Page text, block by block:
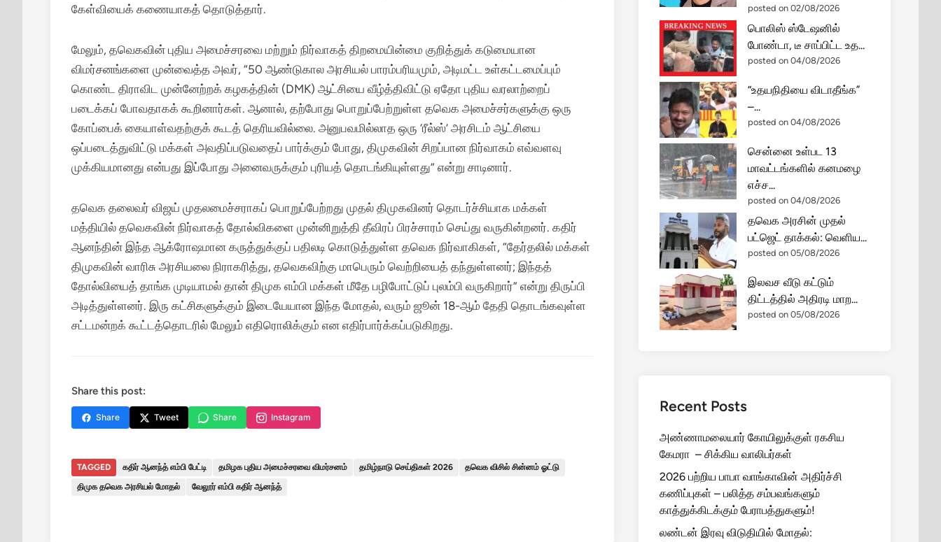
கேள்வியைக் கணையாகத் தொடுத்தார்.
மேலும், தவெகவின் புதிய அமைச்சரவை மற்றும் நிர்வாகத் திறமையின்மை குறித்துக் கடுமையான
விமர்சனங்களை முன்வைத்த அவர், “50 ஆண்டுகால அரசியல் பாரம்பரியமும், அடிமட்ட உள்கட்டமைப்பும்
கொண்ட திராவிட முன்னேற்றக் கழகத்தின் (DMK) ஆட்சியை வீழ்த்திவிட்டு ஏதோ புதிய வரலாற்றைப்
படைக்கப் போவதாகக் கூறினார்கள். ஆனால், தற்போது பொறுப்பேற்றுள்ள தவெக அமைச்சர்களுக்கு ஒரு
கோப்பைக் கையாள்வதற்குக் கூடத் தெரியவில்லை. அனுபவமில்லாத ஒரு ‘ரீல்ஸ்’ அரசிடம் ஆட்சியை
ஒப்படைத்துவிட்டு மக்கள் அவதிப்படுவதைப் பார்க்கும் போது, திமுகவின் சிறப்பான நிர்வாகம் எவ்வளவு
முக்கியமானது என்பது இப்போது அனைவருக்கும் புரியத் தொடங்கியுள்ளது” என்று சாடினார்.
தவெக தலைவர் விஜய் முதலமைச்சராகப் பொறுப்பேற்றது முதல் திமுகவினர் தொடர்ச்சியாக மக்கள்
மத்தியில் தவெகவின் நிர்வாகத் தோல்விகளை முன்னிறுத்தி தீவிரப் பிரச்சாரம் செய்து வருகின்றனர். கதிர்
ஆனந்தின் இந்த ஆக்ரோஷமான கருத்துக்குப் பதிலடி கொடுத்துள்ள தவெக நிர்வாகிகள், “தேர்தலில் மக்கள்
திமுகவின் வாரிசு அரசியலை நிராகரித்து, தவெகவிற்கு மாபெரும் வெற்றியைத் தந்துள்ளனர்; இந்தத்
தோல்வியைத் தாங்க முடியாமல் தான் திமுக எம்பி மக்கள் மீதே பழிபோட்டுப் புலம்பி வருகிறார்” என்று திருப்பி
அடித்துள்ளனர். இரு கட்சிகளுக்கும் இடையேயான இந்த மோதல், வரும் ஜூன் 18-ஆம் தேதி தொடங்கவுள்ள
சட்டமன்றக் கூட்டத்தொடரில் மேலும் எதிரொலிக்கும் என எதிர்பார்க்கப்படுகிறது.
Share this post:
Share Tweet Share Instagram
TAGGED கதிர் ஆனந்த் எம்பி பேட்டி தமிழக புதிய அமைச்சரவை விமர்சனம் தமிழ்நாடு செய்திகள் 2026
தவெக விசில் சின்னம் ஓட்டு
திமுக தவெக அரசியல் மோதல்
வேலூர் எம்பி கதிர் ஆனந்த்
posted on 02/08/2026
பொலிஸ் ஸ்டேஷனில்
போண்டா, டீ சாப்பிட்ட உத...
posted on 04/08/2026
“உதயநிதியை விடாதீங்க”
–...
posted on 04/08/2026
சென்னை உள்பட 13
மாவட்டங்களில் கனமழை
எச்ச...
posted on 04/08/2026
தவெக அரசின் முதல்
பட்ஜெட் தாக்கல்: வெளிய...
posted on 05/08/2026
இலவச வீடு கட்டும்
திட்டத்தில் அதிரடி மாற...
posted on 05/08/2026
Recent Posts
அண்ணாமலையார் கோயிலுக்குள் ரகசிய
கேமரா – சிக்கிய வாலிபர்கள்
2026 பற்றிய பாபா வாங்காவின் அதிர்ச்சி
கணிப்புகள் – பலித்த சம்பவங்களும்
காத்துக்கிடக்கும் பேராபத்துகளும்!
லண்டன் இரவு விடுதியில் மோதல்: